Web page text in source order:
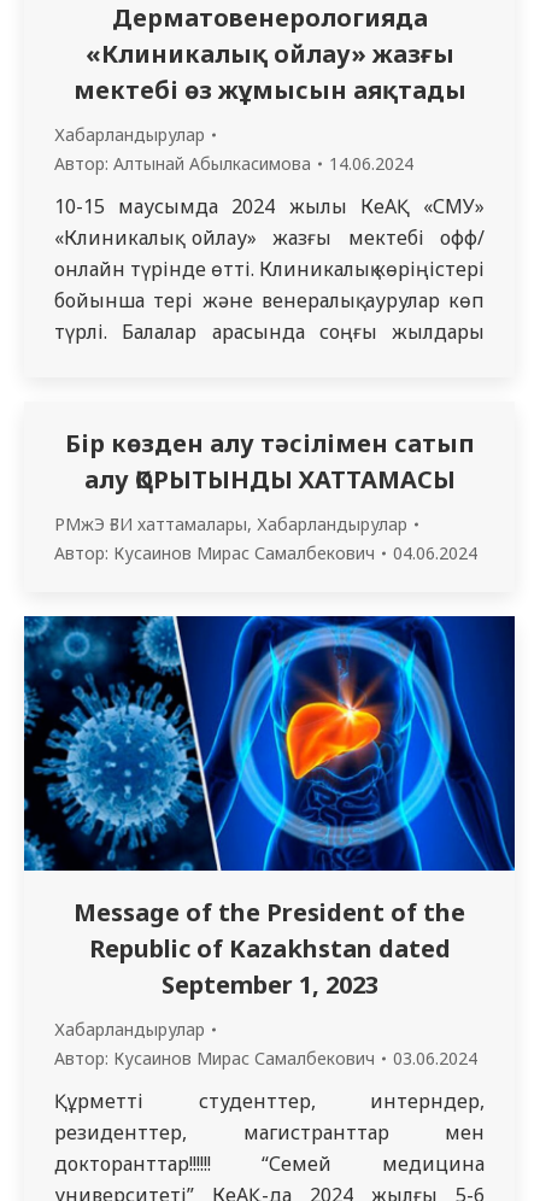
Дерматовенерологияда
«Клиникалық ойлау» жазғы
мектебі өз жұмысын аяқтады
Хабарландырулар
Автор: Алтынай Абылкасимова 14.06.2024
10-15 маусымда 2024 жылы КеАҚ «СМУ»
«Клиникалық ойлау» жазғы мектебі офф/
онлайн түрінде өтті. Клиникалық көріңістері
бойынша тері және венералық аурулар көп
түрлі. Балалар арасында соңғы жылдары
мушелер мен жүйелердің өзгерістерің,
орта нерв, эндокрин жүйелерінің
патологиясың, организмнің адаптациялық
механизмдерінің патологиясың…
Бір көзден алу тәсілімен сатып
алу ҚОРЫТЫНДЫ ХАТТАМАСЫ
РМжЭ ҒЗИ хаттамалары, Хабарландырулар
Автор: Кусаинов Мирас Самалбекович 04.06.2024
Message of the President of the
Republic of Kazakhstan dated
September 1, 2023
Хабарландырулар
Автор: Кусаинов Мирас Самалбекович 03.06.2024
Құрметті студенттер, интерндер,
резиденттер, магистранттар мен
докторанттар!!!!!! “Семей медицина
университеті” КеАҚ-да 2024 жылғы 5-6